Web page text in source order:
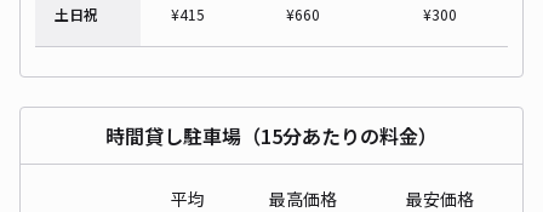
土日祝 ¥415 ¥660 ¥300
時間貸し駐車場（15分あたりの料金）
平均 最高価格 最安価格